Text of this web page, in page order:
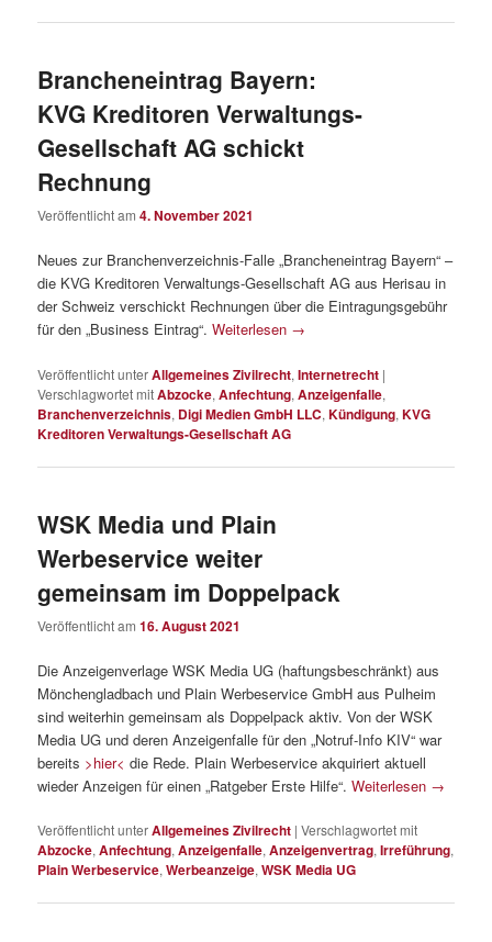
Brancheneintrag Bayern:
KVG Kreditoren Verwaltungs-
Gesellschaft AG schickt
Rechnung
Veröffentlicht am4. November 2021
Neues zur Branchenverzeichnis-Falle „Brancheneintrag Bayern“ –
die KVG Kreditoren Verwaltungs-Gesellschaft AG aus Herisau in
der Schweiz verschickt Rechnungen über die Eintragungsgebühr
für den „Business Eintrag“.Weiterlesen →
Veröffentlicht unterAllgemeines Zivilrecht,Internetrecht |
Verschlagwortet mitAbzocke,Anfechtung,Anzeigenfalle,
Branchenverzeichnis, Digi Medien GmbH LLC,Kündigung,KVG
Kreditoren Verwaltungs-Gesellschaft AG
WSK Media und Plain
Werbeservice weiter
gemeinsam im Doppelpack
Veröffentlicht am16. August 2021
Die Anzeigenverlage WSK Media UG (haftungsbeschränkt) aus
Mönchengladbach und Plain Werbeservice GmbH aus Pulheim
sind weiterhin gemeinsam als Doppelpack aktiv. Von der WSK
Media UG und deren Anzeigenfalle für den „Notruf-Info KIV“ war
bereits >hier< die Rede. Plain Werbeservice akquiriert aktuell
wieder Anzeigen für einen „Ratgeber Erste Hilfe“.Weiterlesen →
Veröffentlicht unterAllgemeines Zivilrecht |Verschlagwortet mit
Abzocke,Anfechtung,Anzeigenfalle,Anzeigenvertrag,Irreführung,
Plain Werbeservice,Werbeanzeige,WSK Media UG